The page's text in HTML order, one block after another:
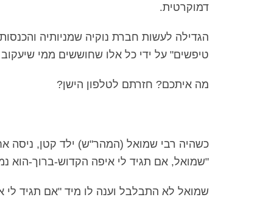
דמוקרטית.
הגדילה לעשות חברת נוקיה שמניותיה
טיפשים" על ידי כל אלו שחוששים ממי
מה איתכם? חזרתם לטלפון הישן?
כשהיה רבי שמואל (המהר"ש) ילד קטן, ניסה
"שמואל, אם תגיד לי איפה הקדוש-ברוך-הוא
שמואל לא התבלבל וענה לו מיד "אם תגיד